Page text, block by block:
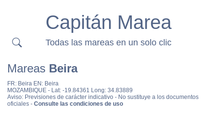
Capitán Marea
Todas las mareas en un solo clic
Mareas Beira
FR: Beira EN: Beira
MOZAMBIQUE - Lat: -19.84361 Long: 34.83889
Aviso: Previsiones de carácter indicativo - No sustituye a los documentos
oficiales - Consulte las condiciones de uso